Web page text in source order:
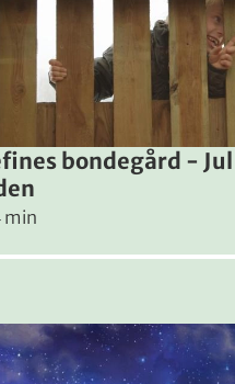
hvalp, der skal med
bondegård -
min